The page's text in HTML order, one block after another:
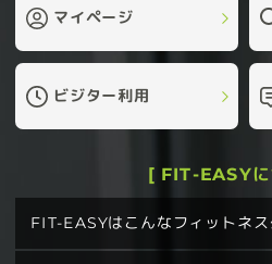
マイページ
ビジター利用
[ FIT-EASY
FIT-EASYはこんなフィットネス